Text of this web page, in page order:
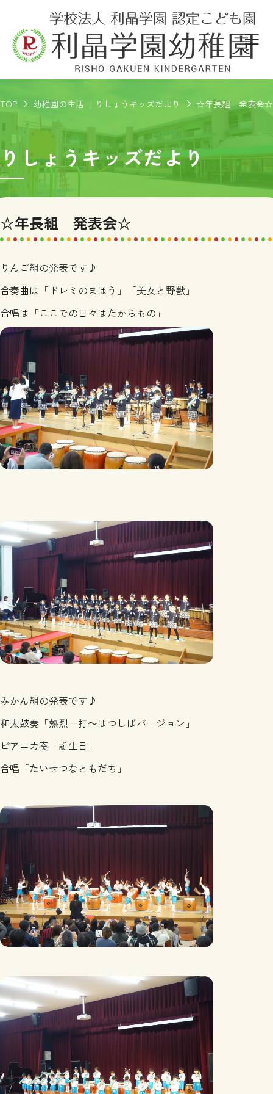
TOP 幼稚園の生活 ｜りしょうキッズだより ☆年長組 発表会☆
りしょうキッズだより
☆年長組 発表会☆
りんご組の発表です♪
合奏曲は「ドレミのまほう」「美女と野獣」
合唱は「ここでの日々はたからもの」
みかん組の発表です♪
和太鼓奏「熱烈一打～はつしばバージョン」
ピアニカ奏「誕生日」
合唱「たいせつなともだち」